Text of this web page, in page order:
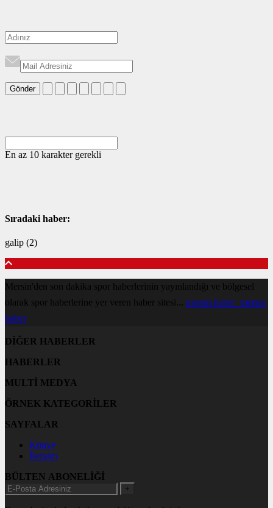
Gönder
En az 10 karakter gerekli
Sıradaki haber:
galip (2)
Mersin'den son dakika spor haberlerinin yayınlandığı ve bölgesel
olarak spor haberlerine yer veren haber sitesi... mersin haber mersin
haber
DİĞER HABERLER
HABERLER
MULTİ MEDYA
ÖRNEK KATEGORİLER
SAYFALAR
Künye
İletişim
BÜLTEN ABONELİĞİ
+